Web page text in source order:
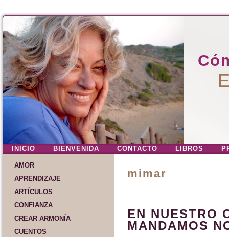
INICIO BIENVENIDA CONTACTO LIBROS
AMOR
APRENDIZAJE
ARTÍCULOS
CONFIANZA
CREAR ARMONÍA
CUENTOS
mimar
EN NUESTRO
MANDAMOS